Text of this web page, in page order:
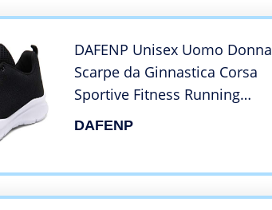
DAFENP Unisex Uomo Donna
Scarpe da Ginnastica Corsa
Sportive Fitness Running
Sneakers Basse Interior Casual
DAFENP